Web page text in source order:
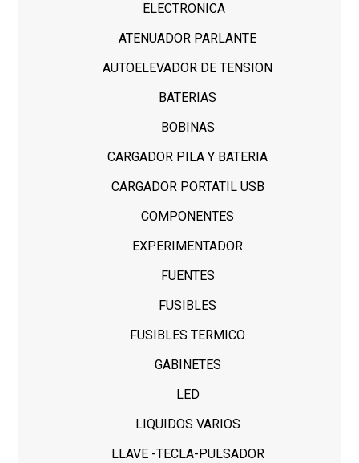
ELECTRONICA
ATENUADOR PARLANTE
AUTOELEVADOR DE TENSION
BATERIAS
BOBINAS
CARGADOR PILA Y BATERIA
CARGADOR PORTATIL USB
COMPONENTES
EXPERIMENTADOR
FUENTES
FUSIBLES
FUSIBLES TERMICO
GABINETES
LED
LIQUIDOS VARIOS
LLAVE -TECLA-PULSADOR